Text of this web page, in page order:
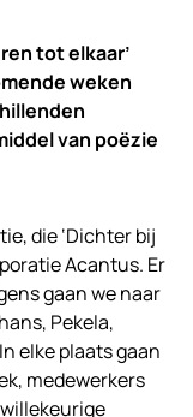
tot elkaar’
weken
van poëzie
die ‘Dichter bij
Acantus. Er
gaan we naar
Pekela,
elke plaats gaan
medewerkers